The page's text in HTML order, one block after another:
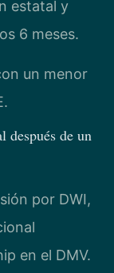
estatal y
6 meses.
un menor
después de un
por DWI,
en el DMV.